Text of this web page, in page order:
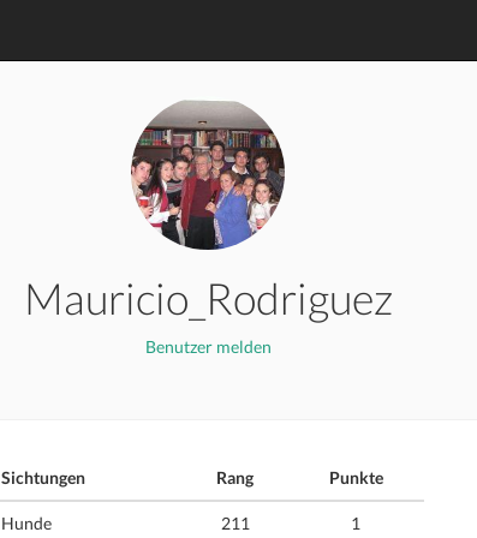
Mauricio_Rodriguez
Benutzer melden
Sichtungen Rang Punkte
Hunde 211 1